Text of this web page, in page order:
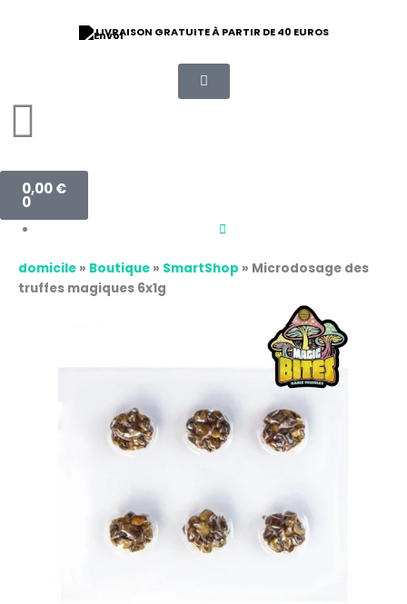
LIVRAISON GRATUITE À PARTIR DE 40 EUROS
⭐ 9/10 NOTE D'ORDRE
0,00€
0
Panier
domicile » Boutique » SmartShop » Microdosage des
truffes magiques 6x1g